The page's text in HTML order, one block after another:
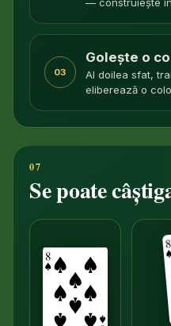
03
Golește o
Al doilea sfat,
eliberează o
Se poate